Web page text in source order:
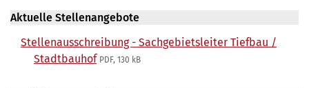
Aktuelle Stellenangebote
Stellenausschreibung - Sachgebietsleiter Tiefbau /
Stadtbauhof PDF, 130 kB